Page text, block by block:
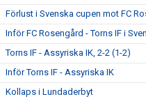
Förlust i Svenska cupen mot FC
Inför FC Rosengård - Torns IF i
Torns IF - Assyriska IK, 2-2 (1-2)
Inför Torns IF - Assyriska IK
Kollaps i Lundaderbyt